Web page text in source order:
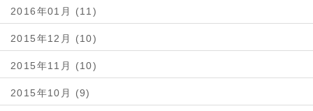
2016年01月 (11)
2015年12月 (10)
2015年11月 (10)
2015年10月 (9)